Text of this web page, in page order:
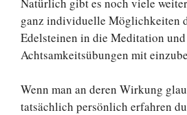
ganz individuelle Möglichkeiten
Edelsteinen in die Meditation und
Achtsamkeitsübungen mit
Wenn man an deren Wirkung
tatsächlich persönlich erfahren